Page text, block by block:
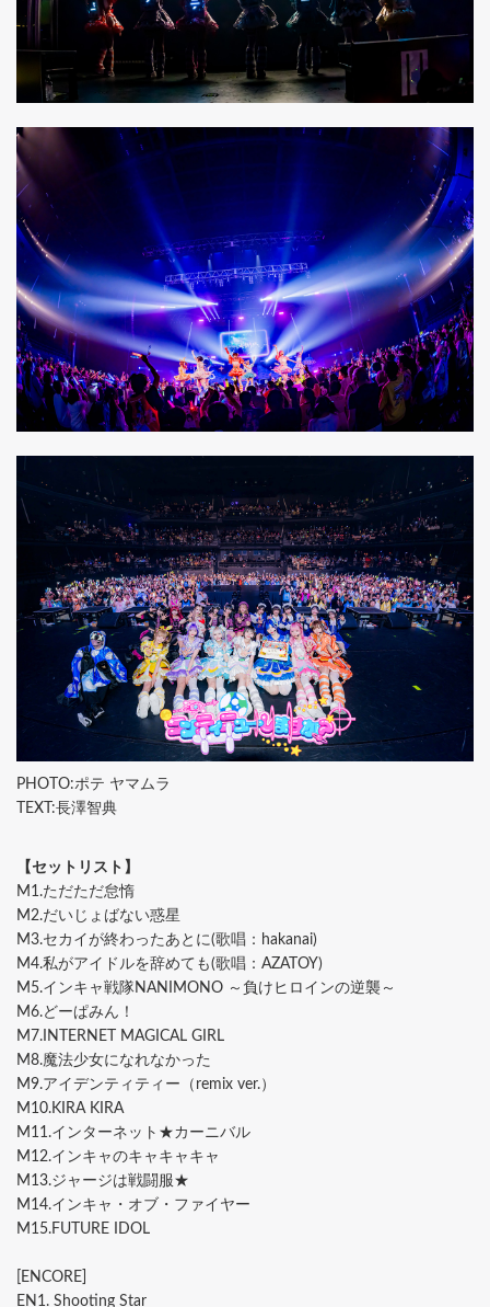
PHOTO:ポテ ヤマムラ
TEXT:長澤智典
【セットリスト】
M1.ただただ怠惰
M2.だいじょばない惑星
M3.セカイが終わったあとに(歌唱：hakanai)
M4.私がアイドルを辞めても(歌唱：AZATOY)
M5.インキャ戦隊NANIMONO ～負けヒロインの逆襲～
M6.どーぱみん！
M7.INTERNET MAGICAL GIRL
M8.魔法少女になれなかった
M9.アイデンティティー（remix ver.）
M10.KIRA KIRA
M11.インターネット★カーニバル
M12.インキャのキャキャキャ
M13.ジャージは戦闘服★
M14.インキャ・オブ・ファイヤー
M15.FUTURE IDOL
[ENCORE]
EN1. Shooting Star